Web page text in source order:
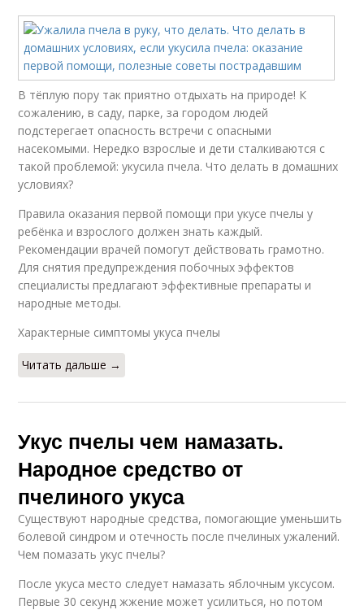
В тёплую пору так приятно отдыхать на природе! К
сожалению, в саду, парке, за городом людей
подстерегает опасность встречи с опасными
насекомыми. Нередко взрослые и дети сталкиваются с
такой проблемой: укусила пчела. Что делать в домашних
условиях?
Правила оказания первой помощи при укусе пчелы у
ребёнка и взрослого должен знать каждый.
Рекомендации врачей помогут действовать грамотно.
Для снятия предупреждения побочных эффектов
специалисты предлагают эффективные препараты и
народные методы.
Характерные симптомы укуса пчелы
Читать дальше →
Укус пчелы чем намазать.
Народное средство от
пчелиного укуса
Существуют народные средства, помогающие уменьшить
болевой синдром и отечность после пчелиных ужалений.
Чем помазать укус пчелы?
После укуса место следует намазать яблочным уксусом.
Первые 30 секунд жжение может усилиться, но потом